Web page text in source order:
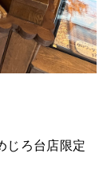
じろ台店限定